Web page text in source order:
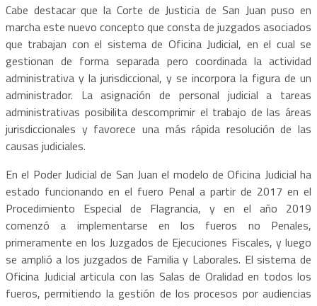
Cabe destacar que la Corte de Justicia de San Juan puso en
marcha este nuevo concepto que consta de juzgados asociados
que trabajan con el sistema de Oficina Judicial, en el cual se
gestionan de forma separada pero coordinada la actividad
administrativa y la jurisdiccional, y se incorpora la figura de un
administrador. La asignación de personal judicial a tareas
administrativas posibilita descomprimir el trabajo de las áreas
jurisdiccionales y favorece una más rápida resolución de las
causas judiciales.
En el Poder Judicial de San Juan el modelo de Oficina Judicial ha
estado funcionando en el fuero Penal a partir de 2017 en el
Procedimiento Especial de Flagrancia, y en el año 2019
comenzó a implementarse en los fueros no Penales,
primeramente en los Juzgados de Ejecuciones Fiscales, y luego
se amplió a los juzgados de Familia y Laborales. El sistema de
Oficina Judicial articula con las Salas de Oralidad en todos los
fueros, permitiendo la gestión de los procesos por audiencias